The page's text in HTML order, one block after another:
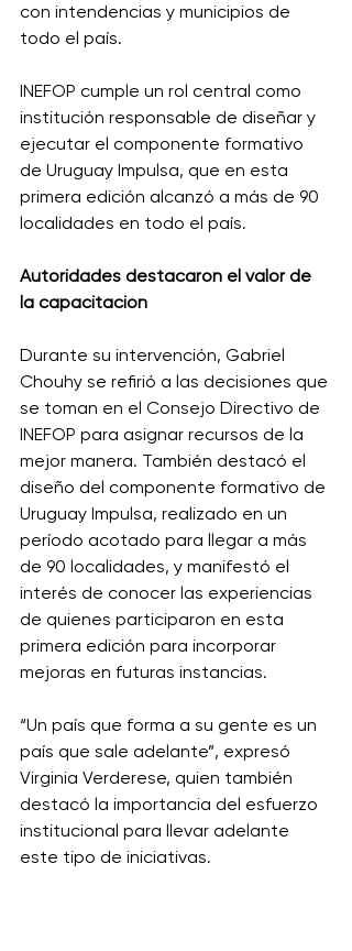
con intendencias y municipios de
todo el país.
INEFOP cumple un rol central como
institución responsable de diseñar y
ejecutar el componente formativo
de Uruguay Impulsa, que en esta
primera edición alcanzó a más de 90
localidades en todo el país.
Autoridades destacaron el valor de
la capacitación
Durante su intervención, Gabriel
Chouhy se refirió a las decisiones que
se toman en el Consejo Directivo de
INEFOP para asignar recursos de la
mejor manera. También destacó el
diseño del componente formativo de
Uruguay Impulsa, realizado en un
período acotado para llegar a más
de 90 localidades, y manifestó el
interés de conocer las experiencias
de quienes participaron en esta
primera edición para incorporar
mejoras en futuras instancias.
“Un país que forma a su gente es un
país que sale adelante”, expresó
Virginia Verderese, quien también
destacó la importancia del esfuerzo
institucional para llevar adelante
este tipo de iniciativas.